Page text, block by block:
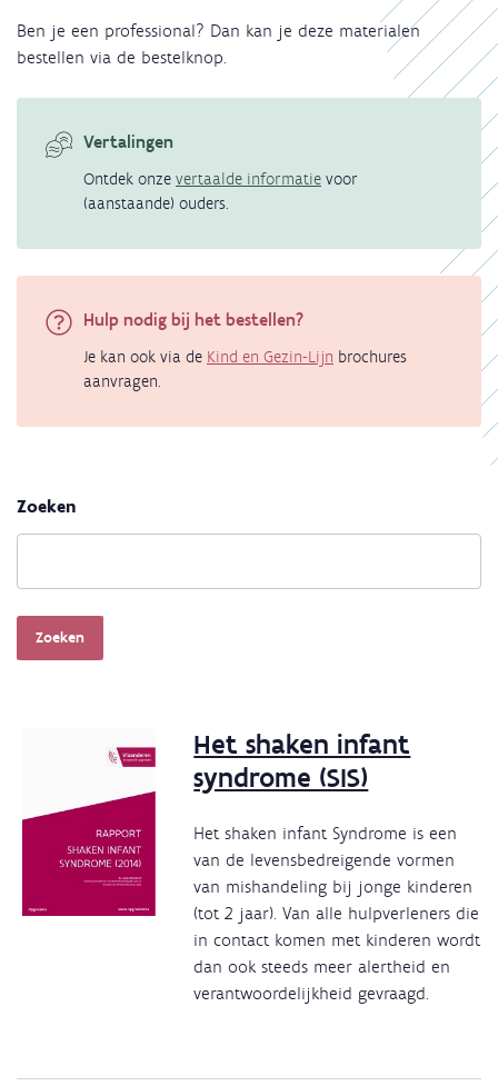
Ben je een professional? Dan kan je deze materialen
bestellen via de bestelknop.
Vertalingen
Ontdek onze vertaalde informatie voor
(aanstaande) ouders.
Hulp nodig bij het bestellen?
Je kan ook via de Kind en Gezin-Lijn brochures
aanvragen.
Zoeken
Zoeken
Het shaken infant
syndrome (SIS)
Het shaken infant Syndrome is een
van de levensbedreigende vormen
van mishandeling bij jonge kinderen
(tot 2 jaar). Van alle hulpverleners die
in contact komen met kinderen wordt
dan ook steeds meer alertheid en
verantwoordelijkheid gevraagd.